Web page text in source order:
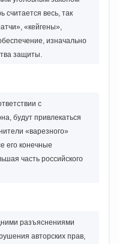
весь, так
«кейгены»,
изначально
защиты.
с
будут привлекаться
«варезного»
его конечные
часть российского
разъяснениями
авторских прав,